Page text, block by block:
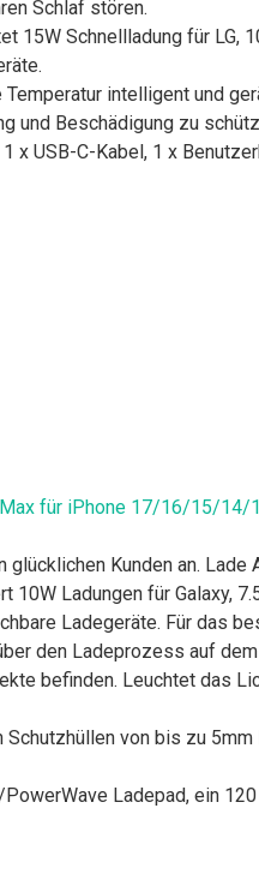
Schlaf stören.
Schnellladung für LG,
Temperatur intelligent und
und Beschädigung zu
x USB-C-Kabel, 1 x
für iPhone 17/16/15/
Kunden an. Lade
10W Ladungen für
Ladegeräte. Für das
den Ladeprozess auf
befinden. Leuchtet das
Schutzhüllen von bis zu
Ladepad, ein